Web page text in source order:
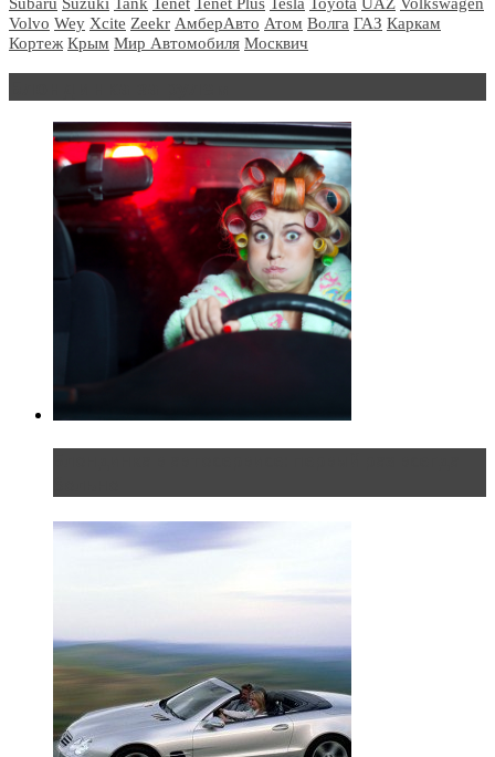
Volvo Wey Xcite Zeekr АмберАвто Атом Волга ГАЗ Каркам
Кортеж Крым Мир Автомобиля Москвич